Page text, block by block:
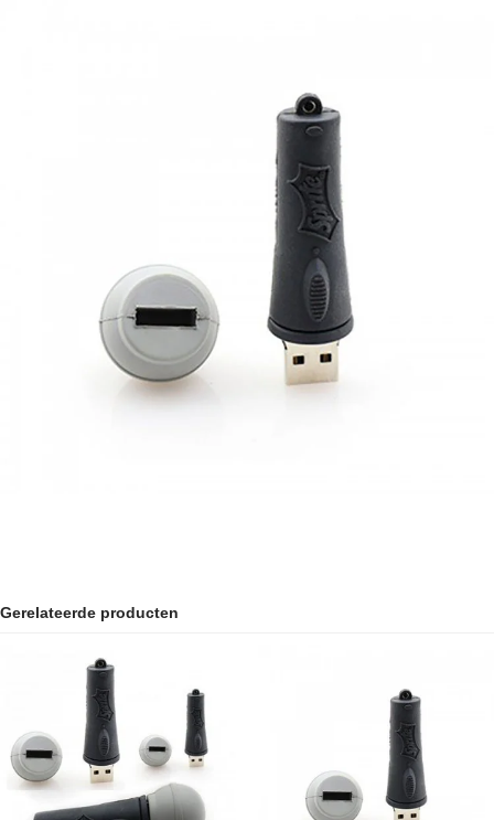
Gerelateerde producten